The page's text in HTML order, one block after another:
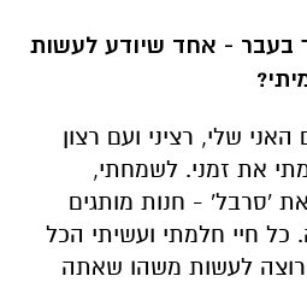
בעבר - אחד שיודע לעשות
שלי, רציני ועם רצון
את זמני. לשמחתי,
הקמתי את 'סרבל' - חנות מותגים
חיי חלמתי ועשיתי הכל
לעשות משהו שאתה